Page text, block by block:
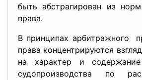
быть абстрагирован из
права.
В принципах арбитражного
права концентрируются
на характер и содержание
судопроизводства по